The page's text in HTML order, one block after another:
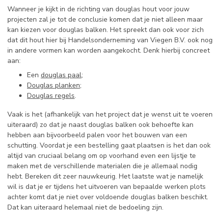
Wanneer je kijkt in de richting van douglas hout voor jouw
projecten zal je tot de conclusie komen dat je niet alleen maar
kan kiezen voor douglas balken. Het spreekt dan ook voor zich
dat dit hout hier bij Handelsonderneming van Viegen B.V. ook nog
in andere vormen kan worden aangekocht. Denk hierbij concreet
aan:
Een douglas paal;
Douglas planken;
Douglas regels.
Vaak is het (afhankelijk van het project dat je wenst uit te voeren
uiteraard) zo dat je naast douglas balken ook behoefte kan
hebben aan bijvoorbeeld palen voor het bouwen van een
schutting. Voordat je een bestelling gaat plaatsen is het dan ook
altijd van cruciaal belang om op voorhand even een lijstje te
maken met de verschillende materialen die je allemaal nodig
hebt. Bereken dit zeer nauwkeurig. Het laatste wat je namelijk
wil is dat je er tijdens het uitvoeren van bepaalde werken plots
achter komt dat je niet over voldoende douglas balken beschikt.
Dat kan uiteraard helemaal niet de bedoeling zijn.